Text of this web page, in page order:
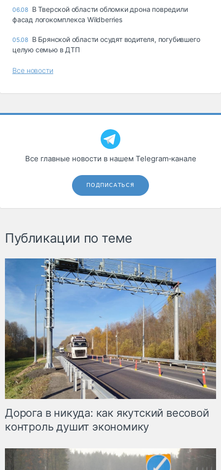
06.08 В Тверской области обломки дрона повредили
фасад логокомплекса Wildberries
05.08 В Брянской области осудят водителя, погубившего
целую семью в ДТП
Все новости
Все главные новости в нашем Telegram‑канале
ПОДПИСАТЬСЯ
Публикации по теме
Дорога в никуда: как якутский весовой
контроль душит экономику